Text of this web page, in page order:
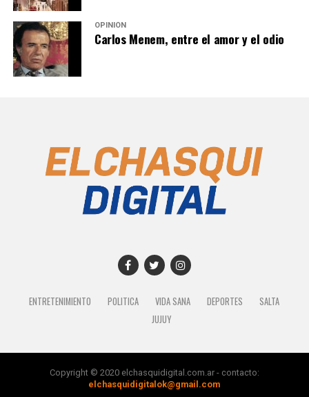
OPINIÓN
Carlos Menem, entre el amor y el odio
ENTRETENIMIENTO POLITICA VIDA SANA DEPORTES
SALTA
JUJUY
Copyright © 2020 elchasquidigital.com.ar - contacto:
elchasquidigitalok@gmail.com